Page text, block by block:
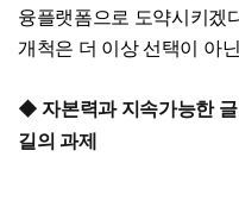
융플랫폼으로 도약시키겠
개척은 더 이상 선택이 아
◆ 자본력과 지속가능한
길의 과제